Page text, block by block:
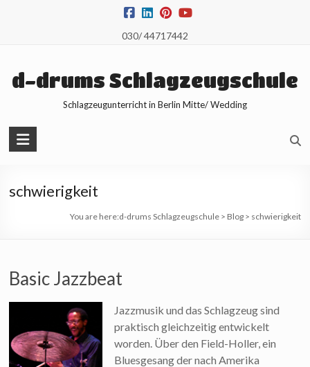
030/ 44717442
d-drums Schlagzeugschule
Schlagzeugunterricht in Berlin Mitte/ Wedding
schwierigkeit
You are here:d-drums Schlagzeugschule> Blog> schwierigkeit
Basic Jazzbeat
Jazzmusik und das Schlagzeug sind
praktisch gleichzeitig entwickelt
worden. Über den Field-Holler, ein
Bluesgesang der nach Amerika